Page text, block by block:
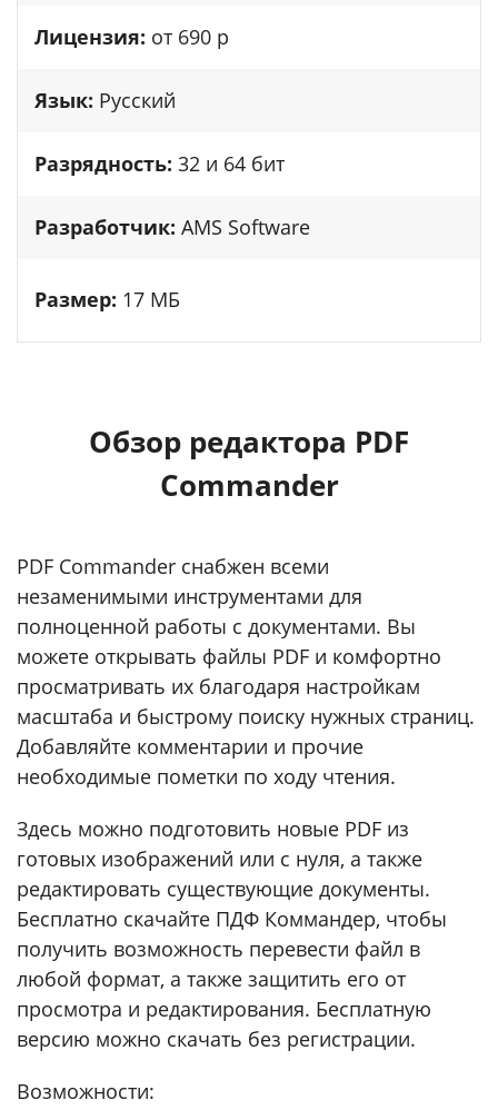
Лицензия: от 690 р
Язык: Русский
Разрядность: 32 и 64 бит
Разработчик: AMS Software
Размер: 17 МБ
Обзор редактора PDF
Commander
PDF Commander снабжен всеми
незаменимыми инструментами для
полноценной работы с документами. Вы
можете открывать файлы PDF и комфортно
просматривать их благодаря настройкам
масштаба и быстрому поиску нужных страниц.
Добавляйте комментарии и прочие
необходимые пометки по ходу чтения.
Здесь можно подготовить новые PDF из
готовых изображений или с нуля, а также
редактировать существующие документы.
Бесплатно скачайте ПДФ Коммандер, чтобы
получить возможность перевести файл в
любой формат, а также защитить его от
просмотра и редактирования. Бесплатную
версию можно скачать без регистрации.
Возможности: